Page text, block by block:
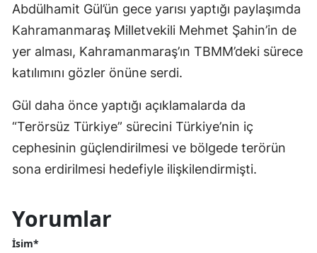
Abdülhamit Gül’ün gece yarısı yaptığı paylaşımda
Kahramanmaraş Milletvekili Mehmet Şahin’in de
yer alması, Kahramanmaraş’ın TBMM’deki sürece
katılımını gözler önüne serdi.
Gül daha önce yaptığı açıklamalarda da
“Terörsüz Türkiye” sürecini Türkiye’nin iç
cephesinin güçlendirilmesi ve bölgede terörün
sona erdirilmesi hedefiyle ilişkilendirmişti.
Yorumlar
İsim*